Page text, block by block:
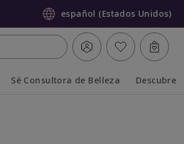
español (Estados Unidos)
Sé Consultora de Belleza Descubre